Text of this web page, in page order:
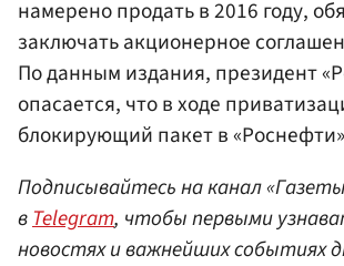
намерено продать в 2016 году,
заключать акционерное
По данным издания, президент
опасается, что в ходе
блокирующий пакет в
Подписывайтесь на канал
вTelegram, чтобы первыми
новостях и важнейших событиях